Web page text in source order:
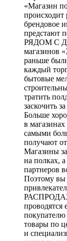
«Магазин
происходит
брендовое
предстают
РЯДОМ С
магазинов
раньше
каждый
бытовые
тратить
заскочить
Больше
в
самыми
получают
Магазины
на полках,
партнеров
Поэтому вы
проводятся
товары по
и